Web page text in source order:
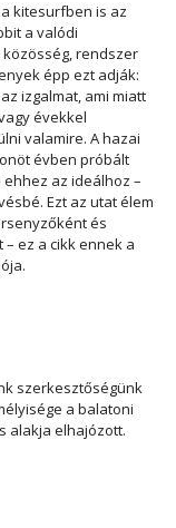
kitesurfben is az
a valódi
rendszer
épp ezt adják:
izgalmat, ami miatt
évekkel
valamire. A hazai
évben próbált
az ideálhoz –
Ezt az utat élem
és
ez a cikk ennek a
szerkesztőségünk
a balatoni
alakja elhajózott.